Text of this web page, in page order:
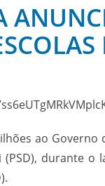
ao
durante